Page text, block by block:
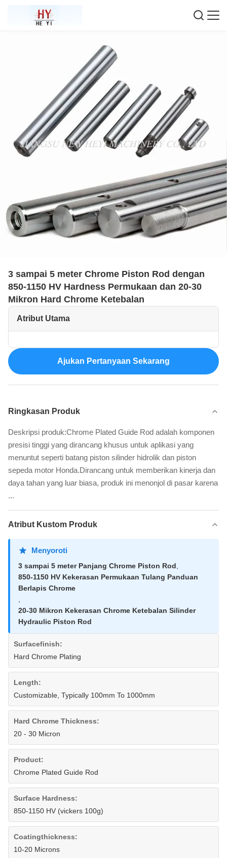
3 sampai 5 meter Chrome Piston Rod dengan
850-1150 HV Hardness Permukaan dan 20-30
Mikron Hard Chrome Ketebalan
Atribut Utama
Ajukan Pertanyaan Sekarang
Ringkasan Produk
Deskripsi produk:Chrome Plated Guide Rod adalah komponen
presisi tinggi yang dirancang khusus untuk aplikasi yang
menuntut seperti batang piston silinder hidrolik dan piston
sepeda motor Honda.Dirancang untuk memberikan kinerja dan
daya tahan yang luar biasa, produk ini menonjol di pasar karena
...
Atribut Kustom Produk
Menyoroti
3 sampai 5 meter Panjang Chrome Piston Rod
850-1150 HV Kekerasan Permukaan Tulang Panduan
Berlapis Chrome
20-30 Mikron Kekerasan Chrome Ketebalan Silinder
Hydraulic Piston Rod
Surfacefinish:
Hard Chrome Plating
Length:
Customizable, Typically 100mm To 1000mm
Hard Chrome Thickness:
20 - 30 Micron
Product:
Chrome Plated Guide Rod
Surface Hardness:
850-1150 HV (vickers 100g)
Coatingthickness:
10-20 Microns